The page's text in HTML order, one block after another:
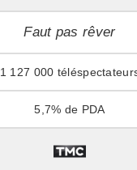
Faut pas rêver
1 127 000
5,7%